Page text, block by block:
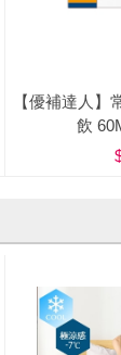
【優補達人】
飲